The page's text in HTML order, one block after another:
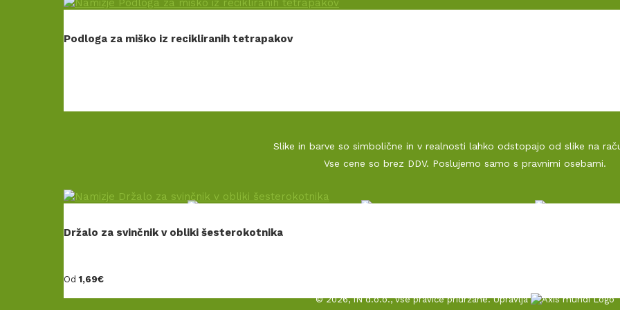
Podloga za miško iz recikliranih tetrapakov
Držalo za svinčnik v obliki šesterokotnika
Od1,69€
Slike in barve so simbolične in v realnosti lahko odstopajo od slike na
Vse cene so brez DDV. Poslujemo samo s pravnimi osebami.
© 2026, IN d.o.o., vse pravice pridržane. Upravlja